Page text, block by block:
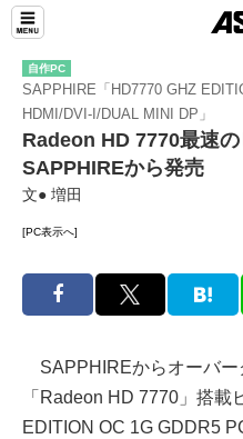
自作PC
SAPPHIRE「HD7770 GHZ
HDMI/DVI-I/DUAL MINI DP」
Radeon HD 7770最速
SAPPHIREから発売
文● 増田
[PC表示へ]
SAPPHIREからオーバー
「Radeon HD 7770」搭
EDITION OC 1G GDDR5